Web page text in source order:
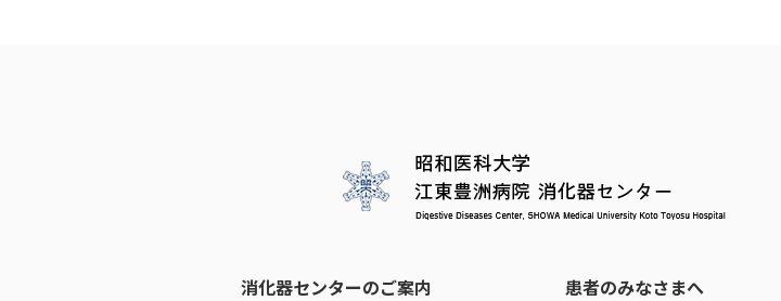
消化器センターのご案内 患者のみなさまへ